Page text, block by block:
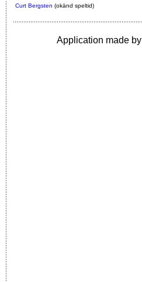
Curt Bergsten (okänd speltid)
Application made by